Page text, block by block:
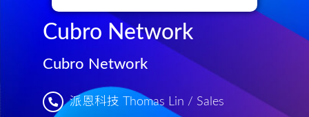
Cubro Network
Cubro Network
派恩科技 Thomas Lin / Sales